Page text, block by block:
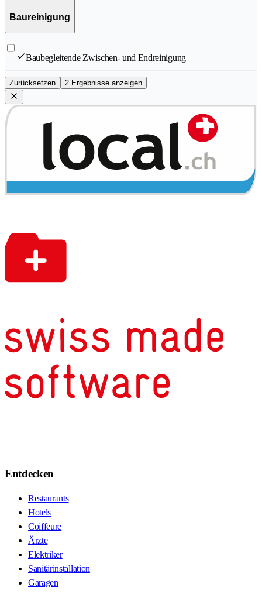
Baureinigung
Baubegleitende Zwischen- und Endreinigung
Zurücksetzen 2 Ergebnisse anzeigen
Entdecken
Restaurants
Hotels
Coiffeure
Ärzte
Elektriker
Sanitärinstallation
Garagen